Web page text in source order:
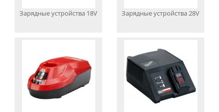
Зарядные устройства 18V Зарядные устройства 28V